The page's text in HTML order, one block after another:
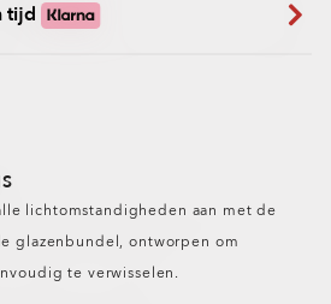
tijd
lichtomstandigheden aan met de
glazenbundel, ontworpen om
te verwisselen.